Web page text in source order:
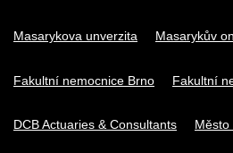
Masarykova unverzita Masarykův
Fakultní nemocnice Brno Fakultní
DCB Actuaries & Consultants Město